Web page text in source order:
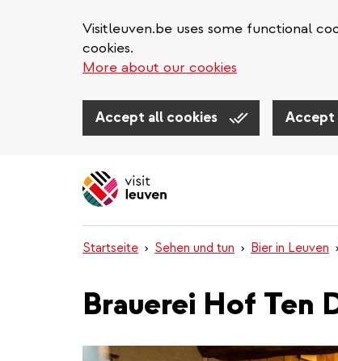
Visitleuven.be uses some functional
cookies.
More about our cookies
Accept all cookies Accept
Startseite Sehen und tun Bier in Leuven
Brauerei Hof Ten